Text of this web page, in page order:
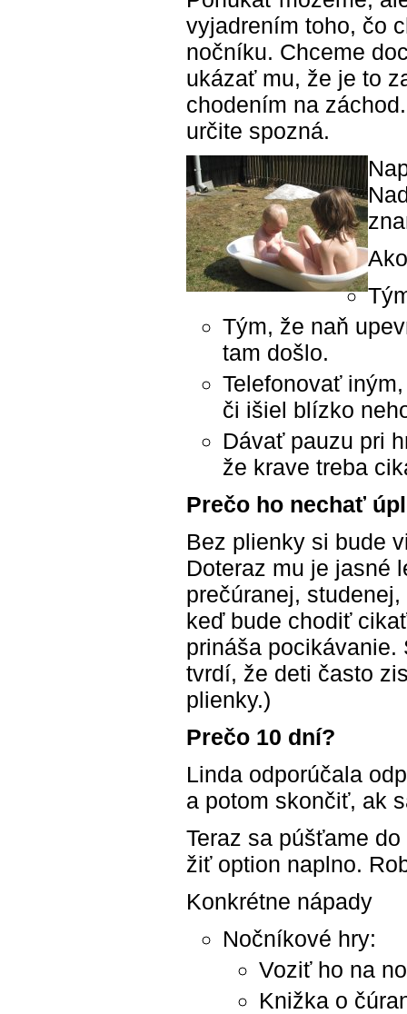
vyjadrením toho, čo
nočníku. Chceme
ukázať mu, že je to
chodením na
určite spozná.
Tým, že naň
tam došlo.
Telefonovať
či išiel blízko
Dávať pauzu pri
že krave treba
Prečo ho nechať
Bez plienky si bude
Doteraz mu je jasné
prečúranej,
keď bude chodiť
prináša
tvrdí, že deti často
plienky.)
Prečo 10 dní?
Linda odporúčala
a potom skončiť, ak
Teraz sa púšťame
žiť option naplno.
Konkrétne nápady
Nočníkové hry:
Voziť ho na
Knižka o